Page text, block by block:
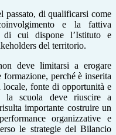
passato, di qualificarsi come
e la fattiva
di cui dispone l’Istituto e
del territorio.
deve limitarsi a erogare
perché è inserita
fonte di opportunità e
la scuola deve riuscire a
importante costruire un
organizzative e
le strategie del Bilancio